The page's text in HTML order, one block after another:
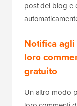
post del blog e
Notifica
loro
gratuito
Un altro modo